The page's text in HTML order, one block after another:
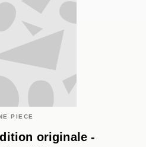
PIECE
originale -